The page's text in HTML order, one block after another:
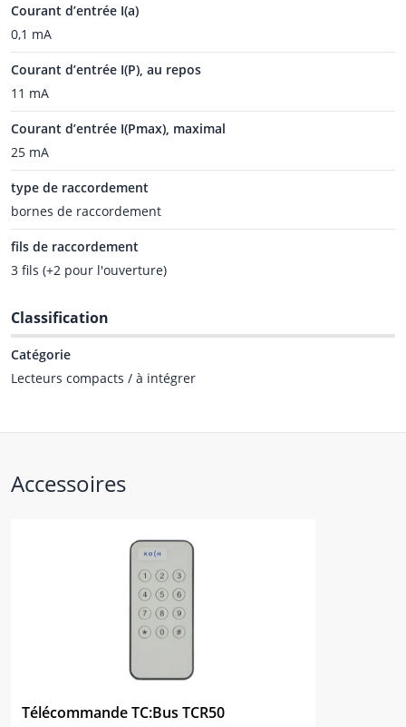
Courant d’entrée I(a)
0,1 mA
Courant d’entrée I(P), au repos
11 mA
Courant d’entrée I(Pmax), maximal
25 mA
type de raccordement
bornes de raccordement
fils de raccordement
3 fils (+2 pour l'ouverture)
Classification
Catégorie
Lecteurs compacts / à intégrer
Accessoires
Télécommande TC:Bus TCR50